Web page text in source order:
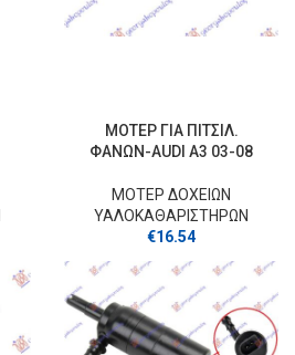
ΜΟΤΕΡ ΓΙΑ ΠΙΤΣΙΛ.
ΦΑΝΩΝ-AUDI A3 03-08
ΜΟΤΕΡ ΔΟΧΕΙΩΝ
ΥΑΛΟΚΑΘΑΡΙΣΤΗΡΩΝ
€16.54